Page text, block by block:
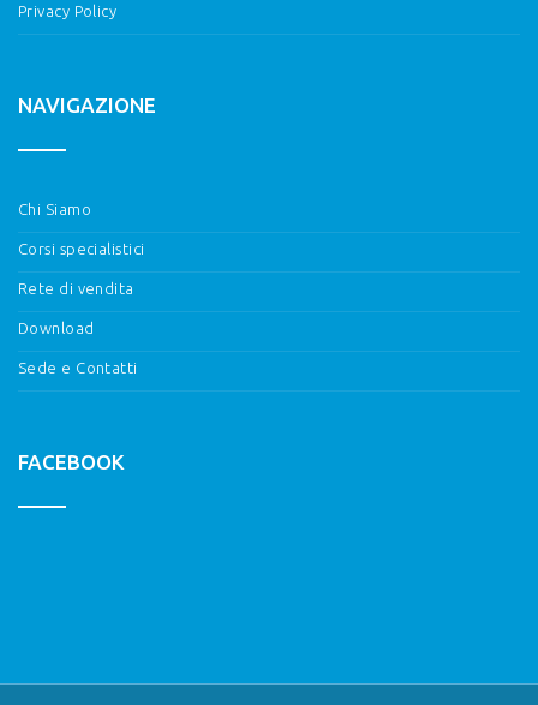
Privacy Policy
NAVIGAZIONE
Chi Siamo
Corsi specialistici
Rete di vendita
Download
Sede e Contatti
FACEBOOK